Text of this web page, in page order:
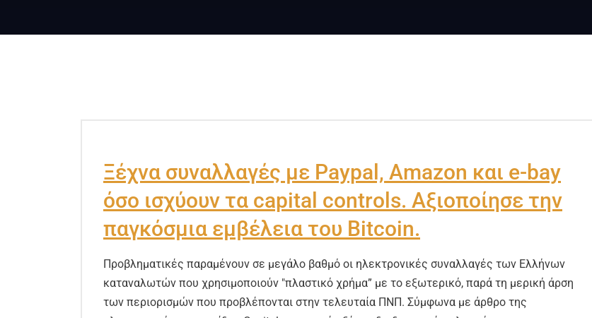
Ξέχνα συναλλαγές με Paypal, Amazon και e-bay
όσο ισχύουν τα capital controls. Αξιοποίησε την
παγκόσμια εμβέλεια του Bitcoin.
Προβληματικές παραμένουν σε μεγάλο βαθμό οι ηλεκτρονικές συναλλαγές των Ελλήνων
καταναλωτών που χρησιμοποιούν "πλαστικό χρήμα” με το εξωτερικό, παρά τη μερική άρση
των περιορισμών που προβλέπονται στην τελευταία ΠΝΠ. Σύμφωνα με άρθρο της